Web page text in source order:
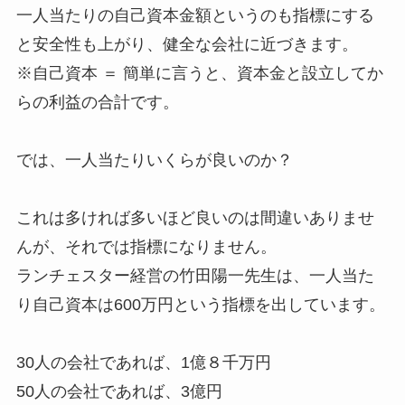
一人当たりの自己資本金額というのも指標にする
と安全性も上がり、健全な会社に近づきます。
※自己資本 ＝ 簡単に言うと、資本金と設立してか
らの利益の合計です。
では、一人当たりいくらが良いのか？
これは多ければ多いほど良いのは間違いありませ
んが、それでは指標になりません。
ランチェスター経営の竹田陽一先生は、一人当た
り自己資本は600万円という指標を出しています。
30人の会社であれば、1億８千万円
50人の会社であれば、3億円